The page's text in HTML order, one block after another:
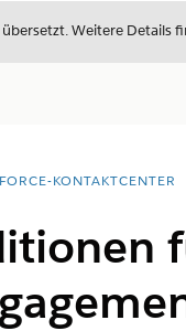
Weitere Details
KONTAKTCENTER